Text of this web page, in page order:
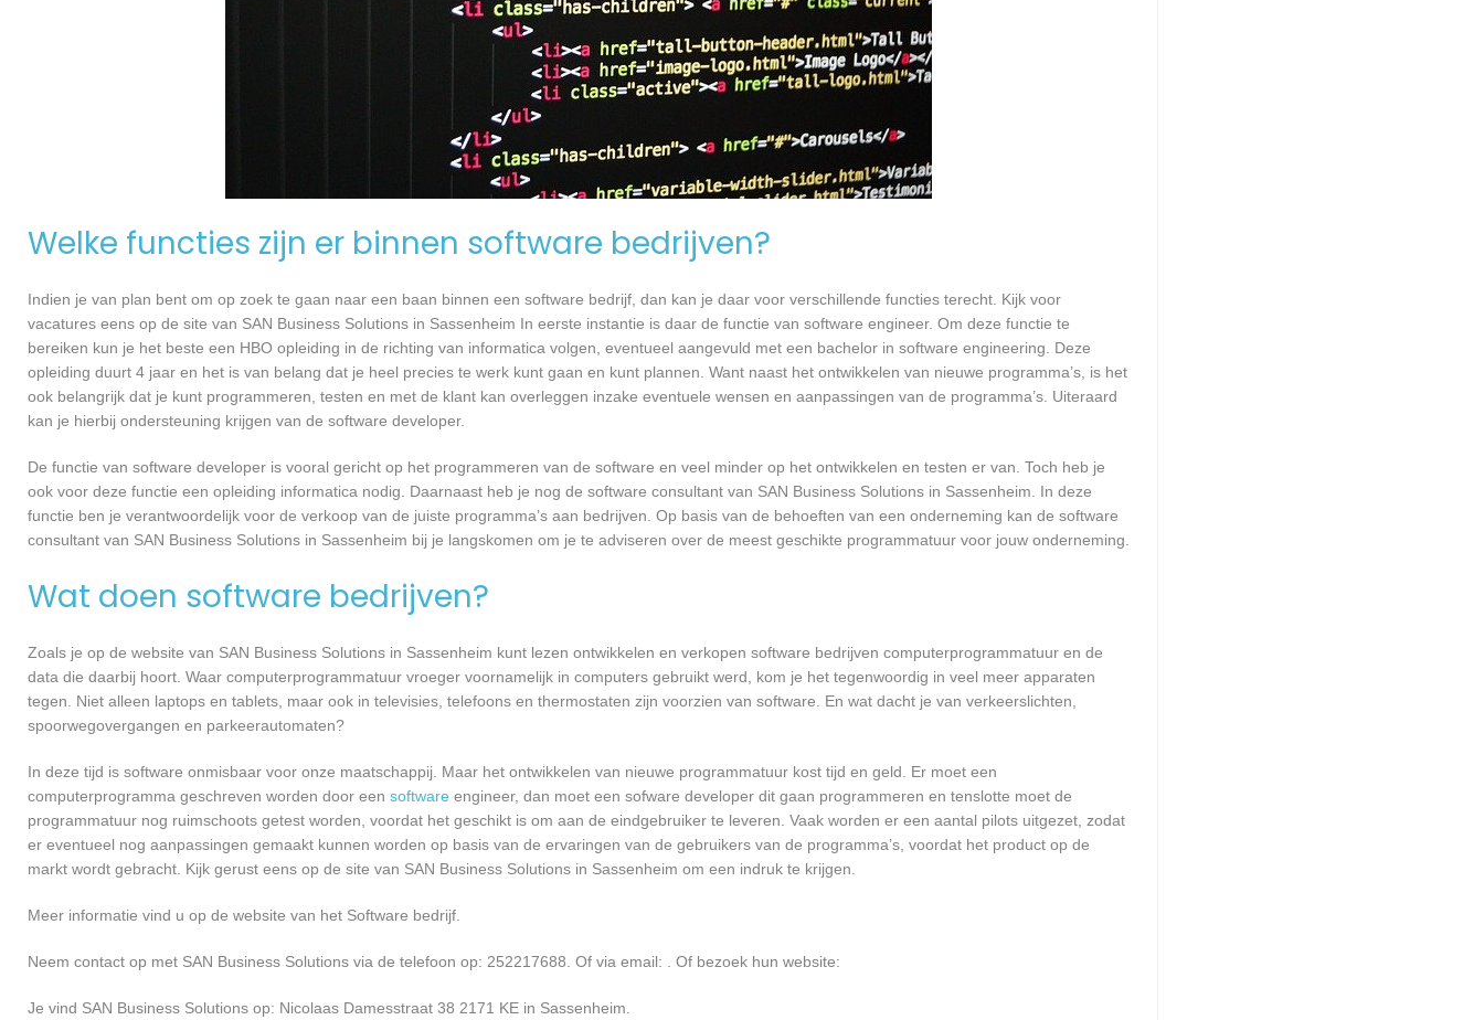
Welke functies zijn er binnen software bedrijven?
Indien je van plan bent om op zoek te gaan naar een baan binnen een software bedrijf, dan kan je daar voor verschillende functies terecht. Kijk voor
vacatures eens op de site van SAN Business Solutions in Sassenheim In eerste instantie is daar de functie van software engineer. Om deze functie te
bereiken kun je het beste een HBO opleiding in de richting van informatica volgen, eventueel aangevuld met een bachelor in software engineering. Deze
opleiding duurt 4 jaar en het is van belang dat je heel precies te werk kunt gaan en kunt plannen. Want naast het ontwikkelen van nieuwe programma’s, is het
ook belangrijk dat je kunt programmeren, testen en met de klant kan overleggen inzake eventuele wensen en aanpassingen van de programma’s. Uiteraard
kan je hierbij ondersteuning krijgen van de software developer.
De functie van software developer is vooral gericht op het programmeren van de software en veel minder op het ontwikkelen en testen er van. Toch heb je
ook voor deze functie een opleiding informatica nodig. Daarnaast heb je nog de software consultant van SAN Business Solutions in Sassenheim. In deze
functie ben je verantwoordelijk voor de verkoop van de juiste programma’s aan bedrijven. Op basis van de behoeften van een onderneming kan de software
consultant van SAN Business Solutions in Sassenheim bij je langskomen om je te adviseren over de meest geschikte programmatuur voor jouw onderneming.
Wat doen software bedrijven?
Zoals je op de website van SAN Business Solutions in Sassenheim kunt lezen ontwikkelen en verkopen software bedrijven computerprogrammatuur en de
data die daarbij hoort. Waar computerprogrammatuur vroeger voornamelijk in computers gebruikt werd, kom je het tegenwoordig in veel meer apparaten
tegen. Niet alleen laptops en tablets, maar ook in televisies, telefoons en thermostaten zijn voorzien van software. En wat dacht je van verkeerslichten,
spoorwegovergangen en parkeerautomaten?
In deze tijd is software onmisbaar voor onze maatschappij. Maar het ontwikkelen van nieuwe programmatuur kost tijd en geld. Er moet een
computerprogramma geschreven worden door een software engineer, dan moet een sofware developer dit gaan programmeren en tenslotte moet de
programmatuur nog ruimschoots getest worden, voordat het geschikt is om aan de eindgebruiker te leveren. Vaak worden er een aantal pilots uitgezet, zodat
er eventueel nog aanpassingen gemaakt kunnen worden op basis van de ervaringen van de gebruikers van de programma’s, voordat het product op de
markt wordt gebracht. Kijk gerust eens op de site van SAN Business Solutions in Sassenheim om een indruk te krijgen.
Meer informatie vind u op de website van het Software bedrijf.
Neem contact op met SAN Business Solutions via de telefoon op: 252217688. Of via email: . Of bezoek hun website:
Je vind SAN Business Solutions op: Nicolaas Damesstraat 38 2171 KE in Sassenheim.